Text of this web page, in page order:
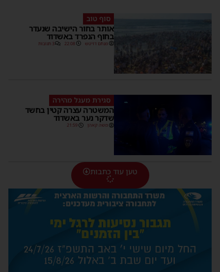
סוף טוב
אותר בחור הישיבה שנעדר
בחוף הנפרד באשדוד
מנחם דויטש 22:08 3 תגובות
סגירת מעגל מהירה
המשטרה עצרה קטין בחשד
שדקר נער באשדוד
משה קאהן 21:59
טען עוד כתבות